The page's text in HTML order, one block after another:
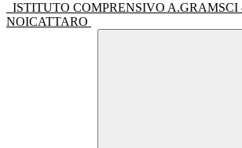
ISTITUTO COMPRENSIVO A.GRAMSCI
NOICATTARO